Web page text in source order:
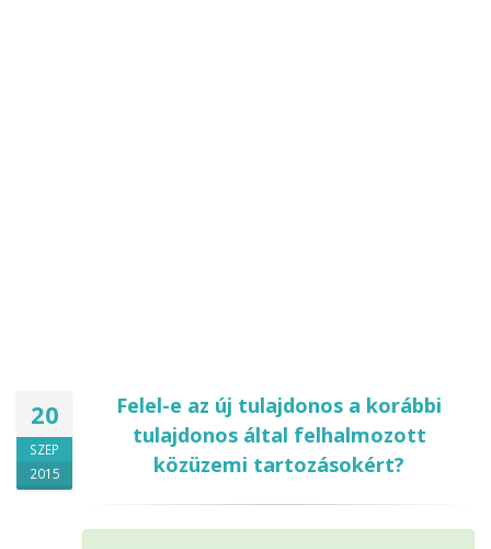
20
SZEP
2015
Felel-e az új tulajdonos a korábbi
tulajdonos által felhalmozott
közüzemi tartozásokért?